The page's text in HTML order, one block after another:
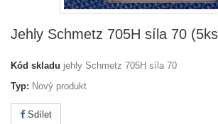
Jehly Schmetz 705H síla 70
Kód skladu jehly Schmetz 705H síla 70
Typ: Nový produkt
Sdílet